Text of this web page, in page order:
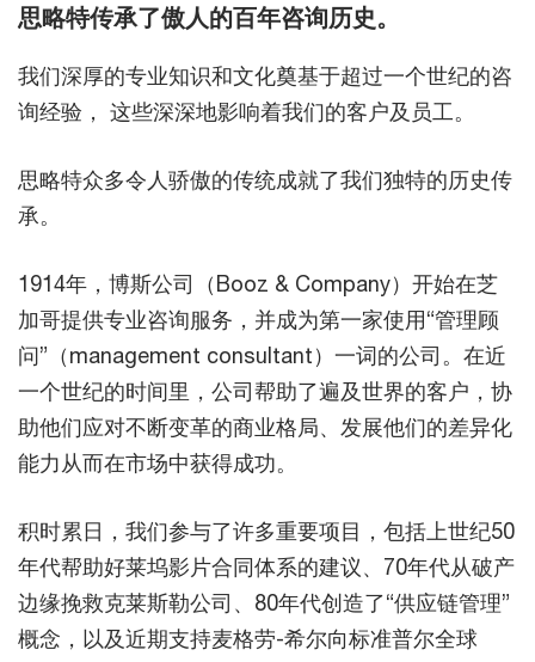
思略特传承了傲人的百年咨询历史。
我们深厚的专业知识和文化奠基于超过一个世纪的咨
询经验， 这些深深地影响着我们的客户及员工。
思略特众多令人骄傲的传统成就了我们独特的历史传
承。
1914年，博斯公司（Booz & Company）开始在芝
加哥提供专业咨询服务，并成为第一家使用“管理顾
问”（management consultant）一词的公司。在近
一个世纪的时间里，公司帮助了遍及世界的客户，协
助他们应对不断变革的商业格局、发展他们的差异化
能力从而在市场中获得成功。
积时累日，我们参与了许多重要项目，包括上世纪50
年代帮助好莱坞影片合同体系的建议、70年代从破产
边缘挽救克莱斯勒公司、80年代创造了“供应链管理”
概念，以及近期支持麦格劳-希尔向标准普尔全球